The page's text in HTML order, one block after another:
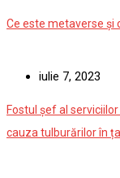
Ce este metaverse și
iulie 7, 2023
Fostul șef al
cauza tulburărilor în